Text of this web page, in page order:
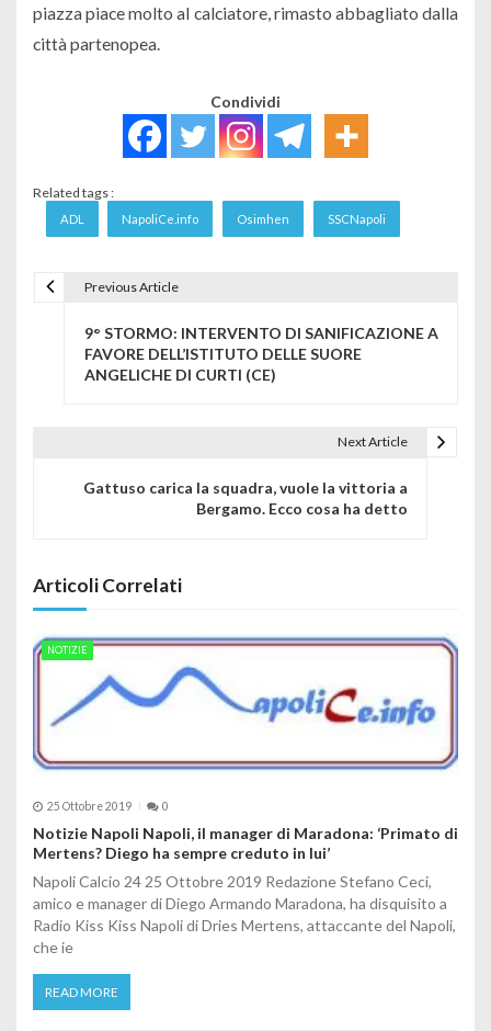
piazza piace molto al calciatore, rimasto abbagliato dalla
città partenopea.
Condividi
Related tags :
ADL NapoliCe.info Osimhen SSCNapoli
Previous Article
9° STORMO: INTERVENTO DI SANIFICAZIONE A
FAVORE DELL’ISTITUTO DELLE SUORE
ANGELICHE DI CURTI (CE)
Next Article
Gattuso carica la squadra, vuole la vittoria a
Bergamo. Ecco cosa ha detto
Articoli Correlati
NOTIZIE
25 Ottobre 2019 0
Notizie Napoli Napoli, il manager di Maradona: ‘Primato di
Mertens? Diego ha sempre creduto in lui’
Napoli Calcio 24 25 Ottobre 2019 Redazione Stefano Ceci,
amico e manager di Diego Armando Maradona, ha disquisito a
Radio Kiss Kiss Napoli di Dries Mertens, attaccante del Napoli,
che ie
READ MORE